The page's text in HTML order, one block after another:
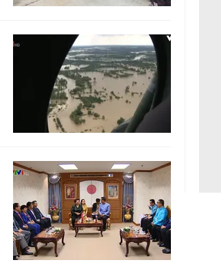
Công nghệ
Hitech Công nghệ tương lai
Sản phẩm
Thị trường
Tư vấn